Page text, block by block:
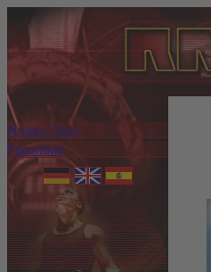
Home / Start
Fanartikel